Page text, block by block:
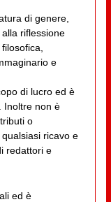
di genere,
riflessione
e
di lucro ed è
Inoltre non è
o
ricavo e
redattori e
ed è